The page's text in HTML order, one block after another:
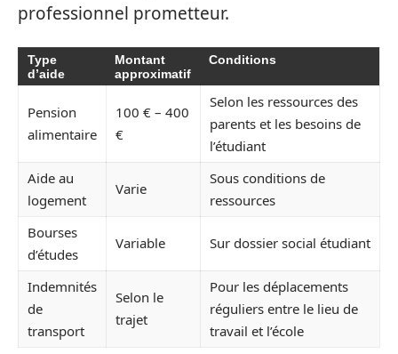
professionnel prometteur.
Type
d’aide
Montant
approximatif
Conditions
Pension
alimentaire
100 € – 400
€
Selon les ressources des
parents et les besoins de
l’étudiant
Aide au
logement
Varie
Sous conditions de
ressources
Bourses
d’études
Variable Sur dossier social étudiant
Indemnités
de
transport
Selon le
trajet
Pour les déplacements
réguliers entre le lieu de
travail et l’école